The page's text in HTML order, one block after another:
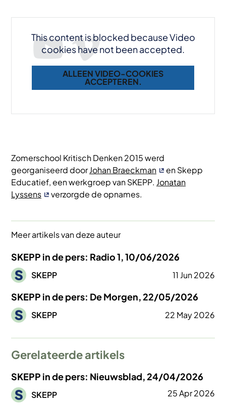
This content is blocked because Video
cookies have not been accepted.
ALLEEN VIDEO-COOKIES
ACCEPTEREN.
Zomerschool Kritisch Denken 2015 werd
georganiseerd doorJohan Braeckman enSkepp
Educatief, een werkgroep vanSKEPP. Jonatan
Lyssens
verzorgde de opnames.
Meer artikels van deze auteur
SKEPP in de pers: Radio 1, 10/06/2026
Afbeelding
SKEPP 11 Jun 2026
SKEPP in de pers: De Morgen, 22/05/2026
Afbeelding
SKEPP 22 May 2026
Gerelateerde artikels
SKEPP in de pers: Nieuwsblad, 24/04/2026
Afbeelding
SKEPP 25 Apr 2026